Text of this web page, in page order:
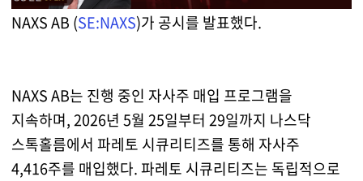
NAXS AB (SE:NAXS)가 공시를 발표했다.
NAXS AB는 진행 중인 자사주 매입 프로그램을
지속하며, 2026년 5월 25일부터 29일까지 나스닥
스톡홀름에서 파레토 시큐리티즈를 통해 자사주
4,416주를 매입했다. 파레토 시큐리티즈는 독립적으로